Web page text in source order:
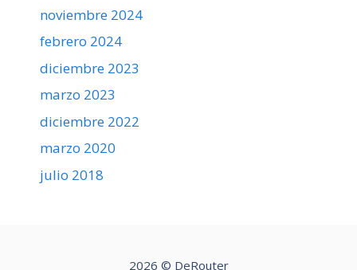
noviembre 2024
febrero 2024
diciembre 2023
marzo 2023
diciembre 2022
marzo 2020
julio 2018
2026 © DeRouter